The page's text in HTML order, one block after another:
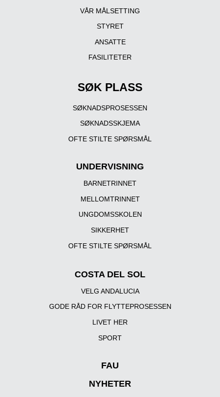
VÅR MÅLSETTING
STYRET
ANSATTE
FASILITETER
SØK PLASS
SØKNADSPROSESSEN
SØKNADSSKJEMA
OFTE STILTE SPØRSMÅL
UNDERVISNING
BARNETRINNET
MELLOMTRINNET
UNGDOMSSKOLEN
SIKKERHET
OFTE STILTE SPØRSMÅL
COSTA DEL SOL
VELG ANDALUCIA
GODE RÅD FOR FLYTTEPROSESSEN
LIVET HER
SPORT
FAU
NYHETER